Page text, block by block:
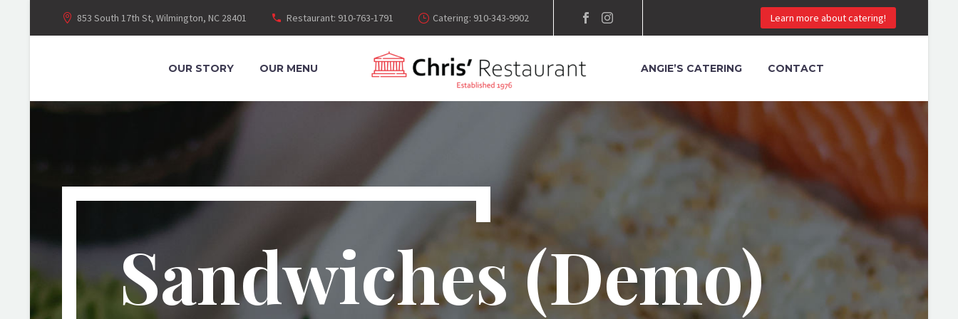
853 South 17th St, Wilmington, NC 28401 Restaurant: 910-763-1791 Catering: 910-343-9902 Learn more about catering!
OUR STORY OUR MENU ANGIE’S CATERING CONTACT
Sandwiches (Demo)